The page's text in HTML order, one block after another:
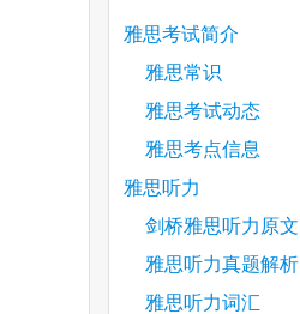
雅思考试简介
雅思常识
雅思考试动态
雅思考点信息
雅思听力
剑桥雅思听力原文
雅思听力真题解析
雅思听力词汇